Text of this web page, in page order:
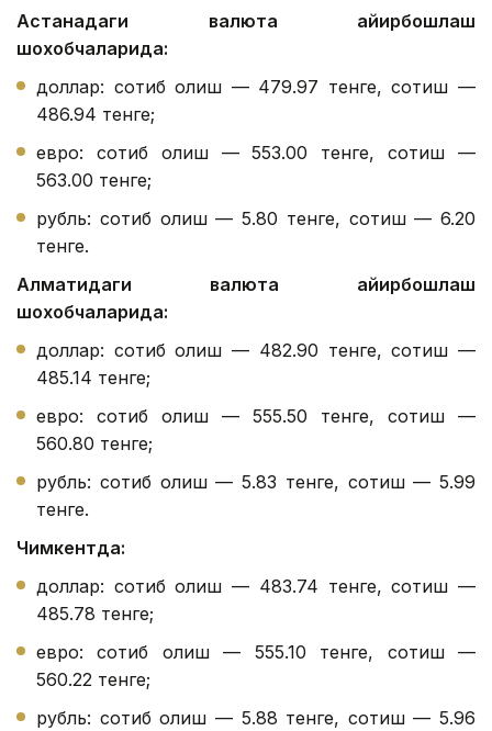
Астанадаги валюта айирбошлаш
шохобчаларида:
доллар: сотиб олиш — 479.97 тенге, сотиш —
486.94 тенге;
евро: сотиб олиш — 553.00 тенге, сотиш —
563.00 тенге;
рубль: сотиб олиш — 5.80 тенге, сотиш — 6.20
тенге.
Алматидаги валюта айирбошлаш
шохобчаларида:
доллар: сотиб олиш — 482.90 тенге, сотиш —
485.14 тенге;
евро: сотиб олиш — 555.50 тенге, сотиш —
560.80 тенге;
рубль: сотиб олиш — 5.83 тенге, сотиш — 5.99
тенге.
Чимкентда:
доллар: сотиб олиш — 483.74 тенге, сотиш —
485.78 тенге;
евро: сотиб олиш — 555.10 тенге, сотиш —
560.22 тенге;
рубль: сотиб олиш — 5.88 тенге, сотиш — 5.96